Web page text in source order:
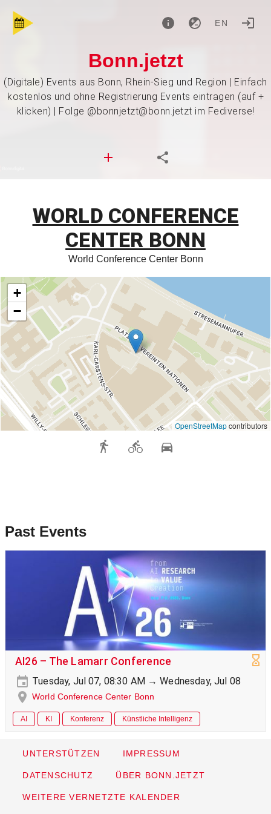
EN
Bonn.jetzt
(Digitale) Events aus Bonn, Rhein-Sieg und Region | Einfach
kostenlos und ohne Registrierung Events eintragen (auf +
klicken) | Folge @bonnjetzt@bonn.jetzt im Fediverse!
WORLD CONFERENCE
CENTER BONN
World Conference Center Bonn
+
−
OpenStreetMapcontributors
Past Events
AI26 – The Lamarr Conference
Tuesday, Jul 07, 08:30 AM → Wednesday, Jul 08
World Conference Center Bonn
AI KI Konferenz Künstliche Intelligenz
UNTERSTÜTZEN IMPRESSUM
DATENSCHUTZ ÜBER BONN.JETZT
WEITERE VERNETZTE KALENDER